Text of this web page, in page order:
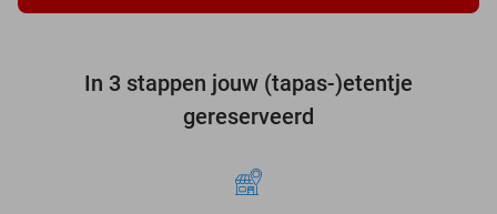
In 3 stappen jouw (tapas-)etentje
gereserveerd